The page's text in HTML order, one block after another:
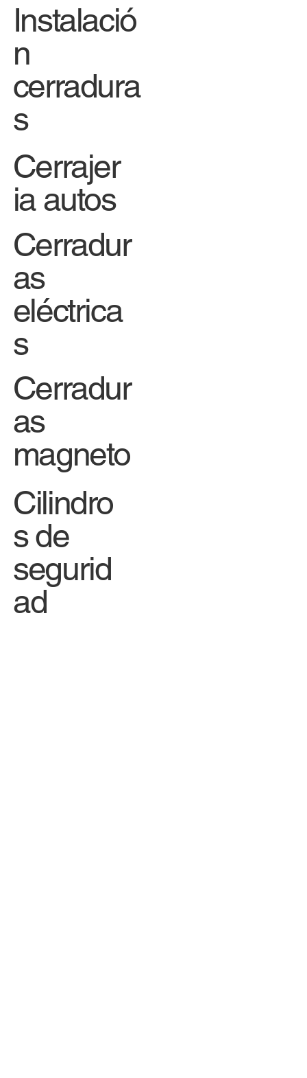
Instalació
n
cerradura
s
Cerrajer
ia autos
Cerradur
as
eléctrica
s
Cerradur
as
magneto
Cilindro
s de
segurid
ad